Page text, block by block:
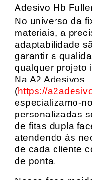
Adesivo Hb
No universo da
materiais, a
adaptabilidade
garantir a
qualquer projeto
Na A2 Adesivos
(https://
especializamo-
personalizadas
de fitas dupla
atendendo às
de cada cliente
de ponta.